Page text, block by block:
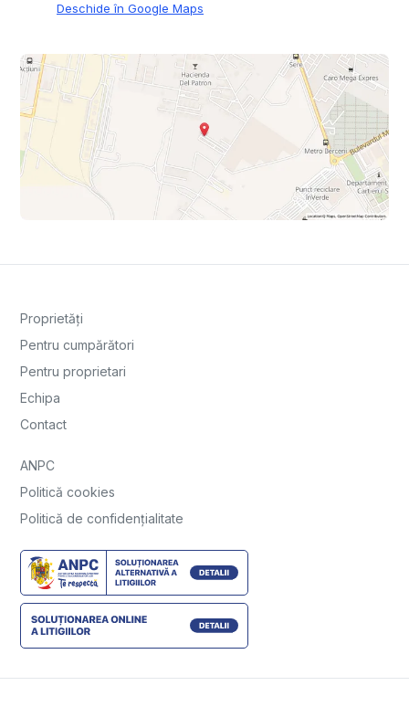
Deschide în Google Maps
Proprietăți
Pentru cumpărători
Pentru proprietari
Echipa
Contact
ANPC
Politică cookies
Politică de confidențialitate